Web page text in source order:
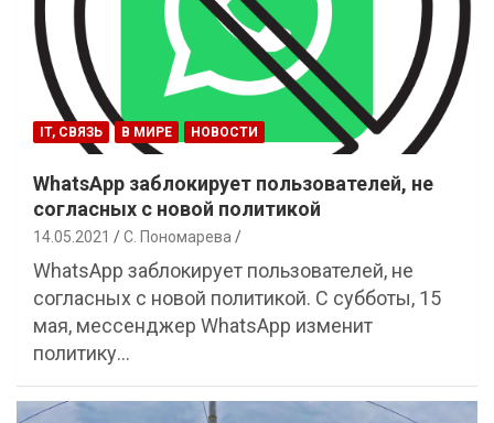
IT, СВЯЗЬ В МИРЕ НОВОСТИ
WhatsApp заблокирует пользователей, не
согласных с новой политикой
14.05.2021 С. Пономарева
WhatsApp заблокирует пользователей, не
согласных с новой политикой. С субботы, 15
мая, мессенджер WhatsApp изменит
политику…